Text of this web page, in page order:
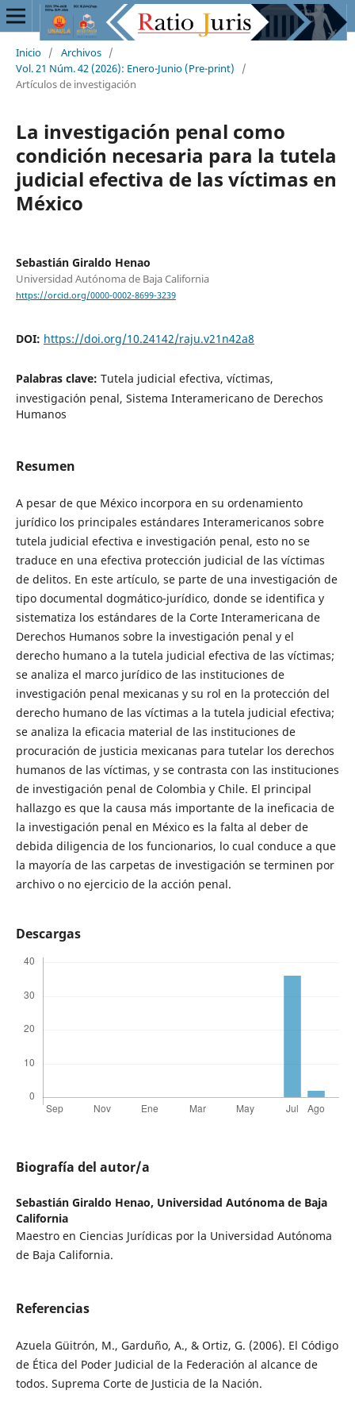
Inicio / Archivos /
Vol. 21 Núm. 42 (2026): Enero-Junio (Pre-print)
/
Artículos de investigación
La investigación penal como
condición necesaria para la tutela
judicial efectiva de las víctimas en
México
Sebastián Giraldo Henao
Universidad Autónoma de Baja California
https://orcid.org/0000-0002-8699-3239
DOI: https://doi.org/10.24142/raju.v21n42a8
Palabras clave: Tutela judicial efectiva, víctimas,
investigación penal, Sistema Interamericano de Derechos
Humanos
Resumen
A pesar de que México incorpora en su ordenamiento
jurídico los principales estándares Interamericanos sobre
tutela judicial efectiva e investigación penal, esto no se
traduce en una efectiva protección judicial de las víctimas
de delitos. En este artículo, se parte de una investigación de
tipo documental dogmático-jurídico, donde se identifica y
sistematiza los estándares de la Corte Interamericana de
Derechos Humanos sobre la investigación penal y el
derecho humano a la tutela judicial efectiva de las víctimas;
se analiza el marco jurídico de las instituciones de
investigación penal mexicanas y su rol en la protección del
derecho humano de las víctimas a la tutela judicial efectiva;
se analiza la eficacia material de las instituciones de
procuración de justicia mexicanas para tutelar los derechos
humanos de las víctimas, y se contrasta con las instituciones
de investigación penal de Colombia y Chile. El principal
hallazgo es que la causa más importante de la ineficacia de
la investigación penal en México es la falta al deber de
debida diligencia de los funcionarios, lo cual conduce a que
la mayoría de las carpetas de investigación se terminen por
archivo o no ejercicio de la acción penal.
Descargas
Biografía del autor/a
Sebastián Giraldo Henao, Universidad Autónoma de Baja
California
Maestro en Ciencias Jurídicas por la Universidad Autónoma
de Baja California.
Referencias
Azuela Güitrón, M., Garduño, A., & Ortiz, G. (2006). El Código
de Ética del Poder Judicial de la Federación al alcance de
todos. Suprema Corte de Justicia de la Nación.